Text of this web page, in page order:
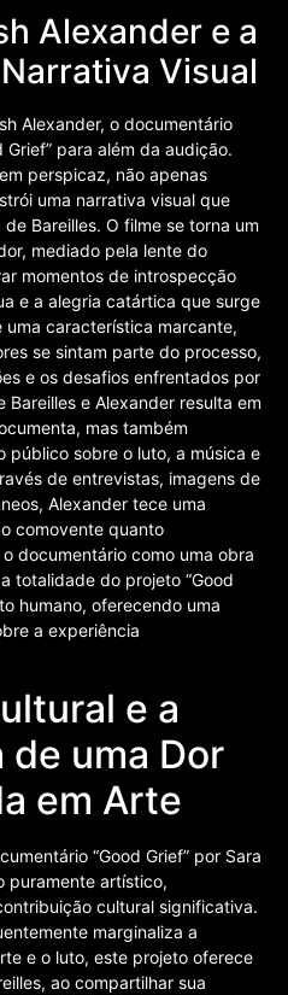
Alexander e a
Visual
Alexander, o documentário
para além da audição.
perspicaz, não apenas
uma narrativa visual que
Bareilles. O filme se torna um
mediado pela lente do
momentos de introspecção
e a alegria catártica que surge
característica marcante,
se sintam parte do processo,
e os desafios enfrentados por
Bareilles e Alexander resulta em
mas também
público sobre o luto, a música e
de entrevistas, imagens de
Alexander tece uma
comovente quanto
documentário como uma obra
totalidade do projeto “Good
humano, oferecendo uma
a experiência
e a
de uma Dor
em Arte
“Good Grief” por Sara
puramente artístico,
cultural significativa.
marginaliza a
e o luto, este projeto oferece
ao compartilhar sua